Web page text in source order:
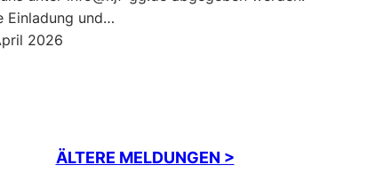
Einladung und…
2026
ÄLTERE MELDUNGEN >